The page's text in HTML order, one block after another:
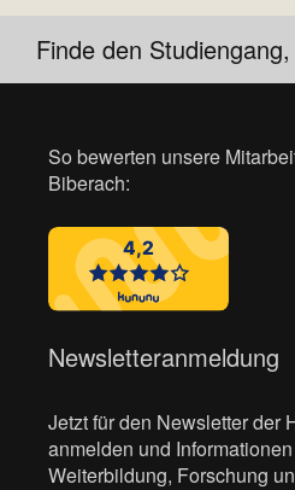
Finde den
So bewerten unsere
Biberach:
Newsletteranmeldung
Jetzt für den Newsletter der
anmelden und
Weiterbildung, Forschung